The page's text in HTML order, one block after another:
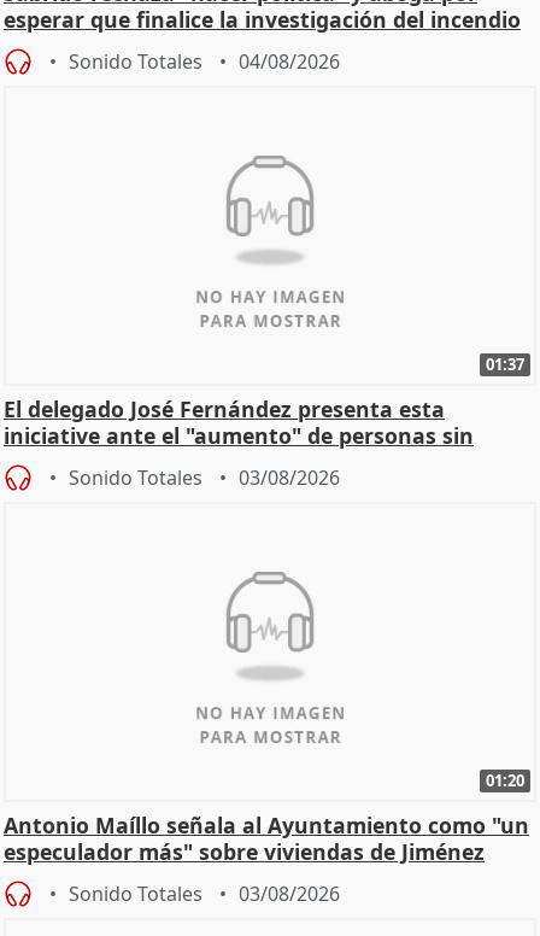
esperar que finalice la investigación del incendio
Sonido Totales 04/08/2026
01:37
El delegado José Fernández presenta esta
iniciative ante el "aumento" de personas sin
hogar en Madri
Sonido Totales 03/08/2026
01:20
Antonio Maíllo señala al Ayuntamiento como "un
especulador más" sobre viviendas de Jiménez
Becerril
Sonido Totales 03/08/2026